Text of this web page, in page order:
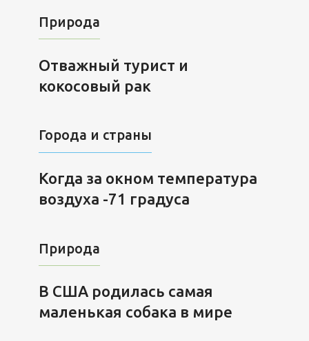
Природа
Отважный турист и
кокосовый рак
Города и страны
Когда за окном температура
воздуха -71 градуса
Природа
В США родилась самая
маленькая собака в мире